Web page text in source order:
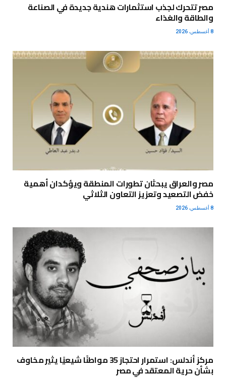
مصر تتحرك لجذب استثمارات هندية جديدة في الصناعة
والطاقة والغذاء
8 أغسطس، 2026
مصر والعراق يبحثان تطورات المنطقة ويؤكدان أهمية
خفض التصعيد وتعزيز التعاون الثلاثي
8 أغسطس، 2026
مركز أندلس: استمرار احتجاز 35 مواطنًا شيعيًا يثير مخاوف
بشأن حرية المعتقد في مصر